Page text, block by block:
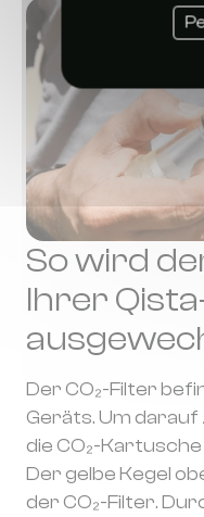
So wird
Ihrer
Der CO₂-Filter
Geräts. Um
die CO₂-
Der gelbe Kegel
der CO₂-Filter.